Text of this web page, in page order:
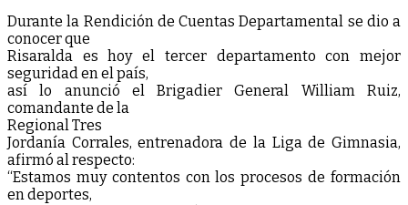
Durante la Rendición de Cuentas Departamental se dio a
conocer que
Risaralda es hoy el tercer departamento con mejor
seguridad en el país,
así lo anunció el Brigadier General William Ruiz,
comandante de la
Regional Tres
Jordanía Corrales, entrenadora de la Liga de Gimnasia,
afirmó al respecto:
“Estamos muy contentos con los procesos de formación
en deportes,